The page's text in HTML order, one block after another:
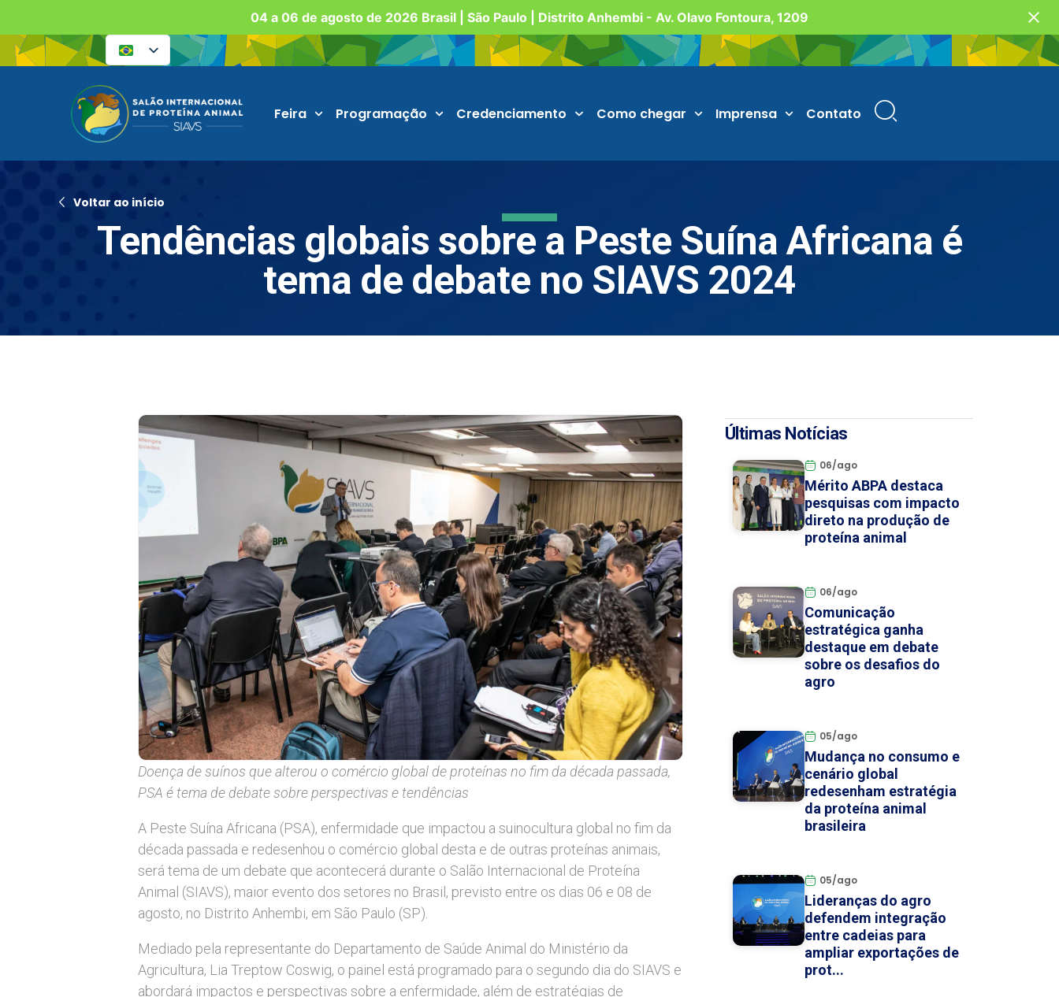
04 a 06 de agosto de 2026 Brasil | São Paulo | Distrito Anhembi - Av. Olavo Fontoura, 1209
Feira Programação Credenciamento Como chegar Imprensa Contato
Voltar ao início
Tendências globais sobre a Peste Suína Africana é
tema de debate no SIAVS 2024
Doença de suínos que alterou o comércio global de proteínas no fim da década passada,
PSA é tema de debate sobre perspectivas e tendências
A Peste Suína Africana (PSA), enfermidade que impactou a suinocultura global no fim da
década passada e redesenhou o comércio global desta e de outras proteínas animais,
será tema de um debate que acontecerá durante o Salão Internacional de Proteína
Animal (SIAVS), maior evento dos setores no Brasil, previsto entre os dias 06 e 08 de
agosto, no Distrito Anhembi, em São Paulo (SP).
Mediado pela representante do Departamento de Saúde Animal do Ministério da
Agricultura, Lia Treptow Coswig, o painel está programado para o segundo dia do SIAVS e
abordará impactos e perspectivas sobre a enfermidade, além de estratégias de
Últimas Notícias
06/ago
Mérito ABPA destaca
pesquisas com impacto
direto na produção de
proteína animal
06/ago
Comunicação
estratégica ganha
destaque em debate
sobre os desafios do
agro
05/ago
Mudança no consumo e
cenário global
redesenham estratégia
da proteína animal
brasileira
05/ago
Lideranças do agro
defendem integração
entre cadeias para
ampliar exportações de
prot...